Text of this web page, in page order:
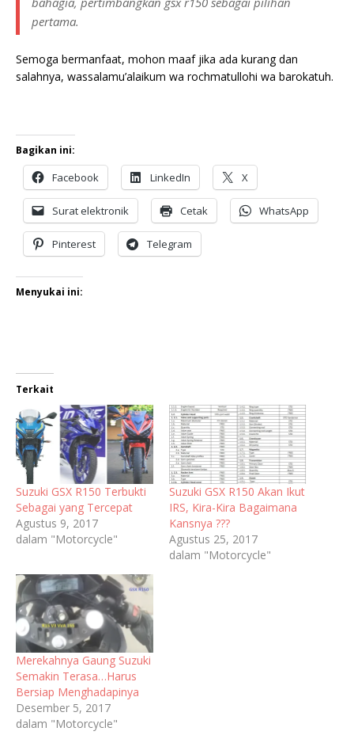
pertama.
Semoga bermanfaat, mohon maaf jika ada kurang dan
salahnya, wassalamu’alaikum wa rochmatullohi wa barokatuh.
Bagikan ini:
Facebook LinkedIn X
Surat elektronik Cetak WhatsApp
Pinterest Telegram
Menyukai ini:
Terkait
Suzuki GSX R150 Terbukti
Sebagai yang Tercepat
Agustus 9, 2017
dalam "Motorcycle"
Suzuki GSX R150 Akan Ikut
IRS, Kira-Kira Bagaimana
Kansnya ???
Agustus 25, 2017
dalam "Motorcycle"
Merekahnya Gaung Suzuki
Semakin Terasa…Harus
Bersiap Menghadapinya
Desember 5, 2017
dalam "Motorcycle"